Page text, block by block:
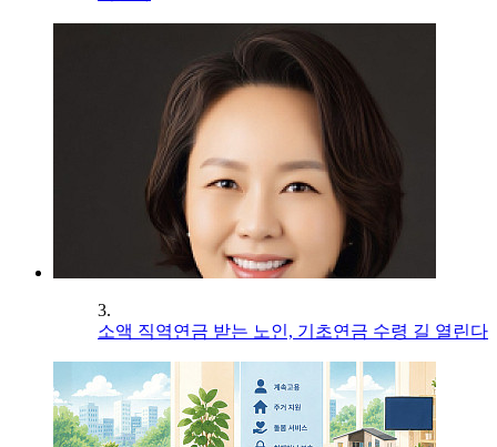
3.
소액 직역연금 받는 노인, 기초연금 수령 길 열린다